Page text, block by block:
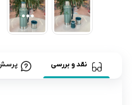
نقد و بررسی